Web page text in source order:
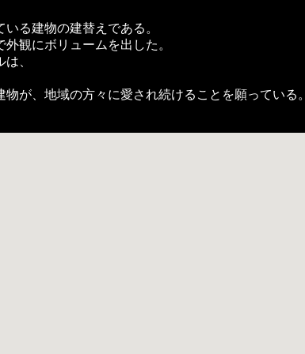
る建物の建替えである。
観にボリュームを出した。
、
が、地域の方々に愛され続けることを願っている。